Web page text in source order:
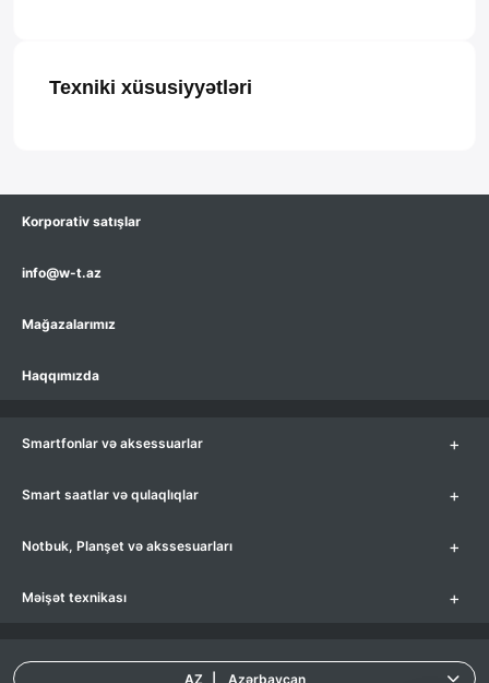
Texniki xüsusiyyətləri
Korporativ satışlar
info@w-t.az
Mağazalarımız
Haqqımızda
Smartfonlar və aksessuarlar +
Smart saatlar və qulaqlıqlar +
Notbuk, Planşet və akssesuarları +
Məişət texnikası +
AZ Azərbaycan